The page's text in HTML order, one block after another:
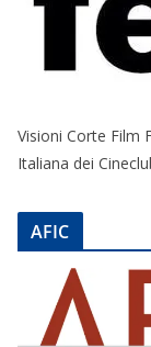
Visioni Corte Film
Italiana dei
AFIC